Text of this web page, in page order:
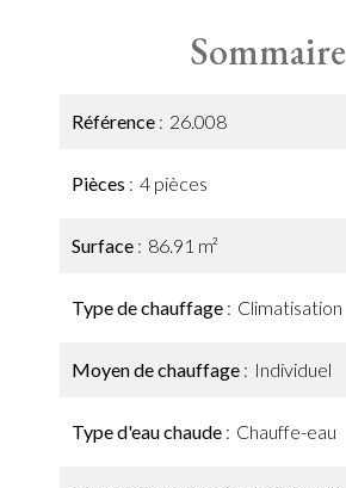
Sommaire
Référence 26.008
Pièces 4 pièces
Surface 86.91 m²
Type de chauffage Climatisation
Moyen de chauffage Individuel
Type d'eau chaude Chauffe-eau